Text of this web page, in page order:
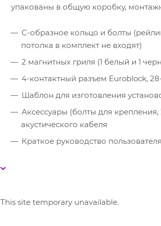
упакованы в общую коробку,
C-образное кольцо и болты
потолка в комплект не входят)
2 магнитных гриля (1 белый и 1
4-контактный разъем Euroblock,
Шаблон для изготовления
Аксессуары (болты для
акустического кабеля
Краткое руководство пользователя
This site temporary unavailable.